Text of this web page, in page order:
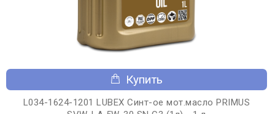
Купить
L034-1624-1201 LUBEX Синт-ое мот.масло PRIMUS